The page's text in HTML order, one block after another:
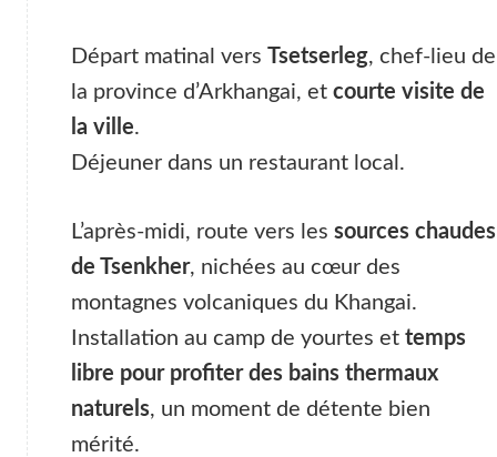
Départ matinal vers Tsetserleg, chef-lieu de
la province d’Arkhangai, et courte visite de
la ville.
Déjeuner dans un restaurant local.
L’après-midi, route vers les sources chaudes
de Tsenkher, nichées au cœur des
montagnes volcaniques du Khangai.
Installation au camp de yourtes et temps
libre pour profiter des bains thermaux
naturels, un moment de détente bien
mérité.